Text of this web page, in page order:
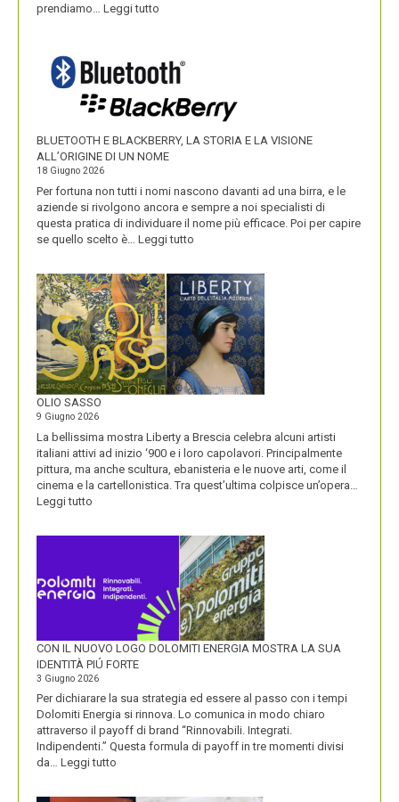
prendiamo… Leggi tutto
NOMI
DEI
SUOI
PRODOTTI
BLUETOOTH E BLACKBERRY, LA STORIA E LA VISIONE
ALL’ORIGINE DI UN NOME
18 Giugno 2026
Per fortuna non tutti i nomi nascono davanti ad una birra, e le
aziende si rivolgono ancora e sempre a noi specialisti di
questa pratica di individuare il nome più efficace. Poi per capire
se quello scelto è… Leggi tutto
BLACKBERRY,
LA
STORIA
E
LA
VISIONE
ALL’ORIGINE
DI
NOME
OLIO SASSO
9 Giugno 2026
La bellissima mostra Liberty a Brescia celebra alcuni artisti
italiani attivi ad inizio ‘900 e i loro capolavori. Principalmente
pittura, ma anche scultura, ebanisteria e le nuove arti, come il
cinema e la cartellonistica. Tra quest’ultima colpisce un’opera…
Leggi tutto
CON IL NUOVO LOGO DOLOMITI ENERGIA MOSTRA LA SUA
IDENTITÀ PIÚ FORTE
3 Giugno 2026
Per dichiarare la sua strategia ed essere al passo con i tempi
Dolomiti Energia si rinnova. Lo comunica in modo chiaro
attraverso il payoff di brand “Rinnovabili. Integrati.
Indipendenti.” Questa formula di payoff in tre momenti divisi
da… Leggi tutto
IL